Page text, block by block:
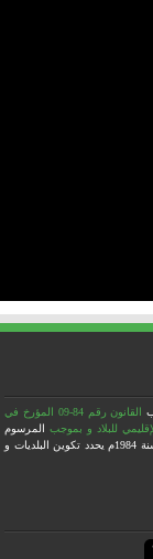
القانون رقم 84-09 المؤرخ في
و بموجب المرسوم
رقم 84 – 365 مؤرخ في 8 ربيع الأول عام 1405 هـ الموافق أول ديسمبر سنة 1984م يحدد تكوين البلديات و